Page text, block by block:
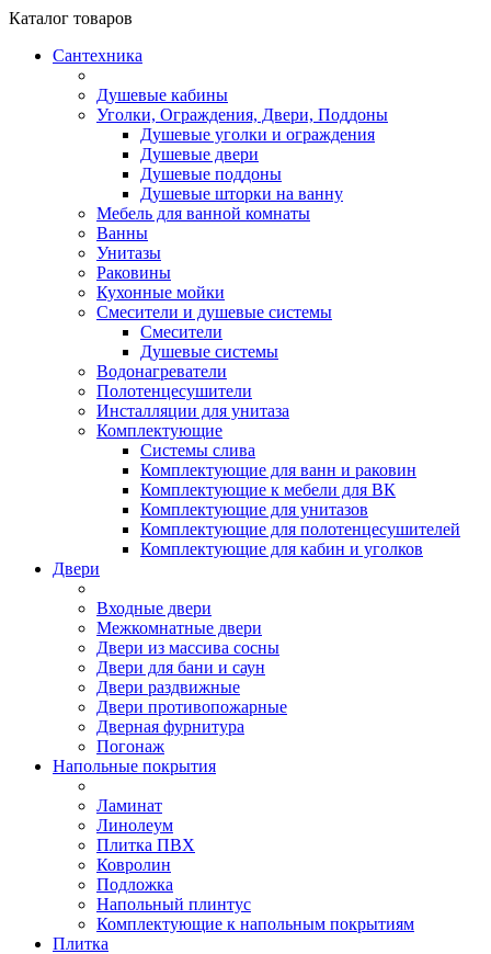
Каталог товаров
Сантехника
Душевые кабины
Уголки, Ограждения, Двери, Поддоны
Душевые уголки и ограждения
Душевые двери
Душевые поддоны
Душевые шторки на ванну
Мебель для ванной комнаты
Ванны
Унитазы
Раковины
Кухонные мойки
Смесители и душевые системы
Смесители
Душевые системы
Водонагреватели
Полотенцесушители
Инсталляции для унитаза
Комплектующие
Системы слива
Комплектующие для ванн и раковин
Комплектующие к мебели для ВК
Комплектующие для унитазов
Комплектующие для полотенцесушителей
Комплектующие для кабин и уголков
Двери
Входные двери
Межкомнатные двери
Двери из массива сосны
Двери для бани и саун
Двери раздвижные
Двери противопожарные
Дверная фурнитура
Погонаж
Напольные покрытия
Ламинат
Линолеум
Плитка ПВХ
Ковролин
Подложка
Напольный плинтус
Комплектующие к напольным покрытиям
Плитка